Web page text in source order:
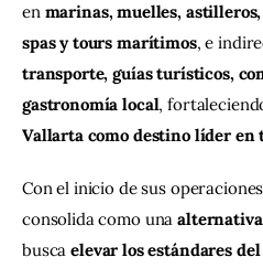
en marinas, muelles,
spas y tours marítimos, e
transporte, guías turísticos,
gastronomía local,
Vallarta como destino líder en
Con el inicio de sus
consolida como una
busca elevar los estándares